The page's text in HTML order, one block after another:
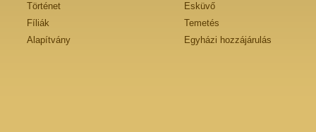
Történet
Fíliák
Alapítvány
Esküvő
Temetés
Egyházi hozzájárulás